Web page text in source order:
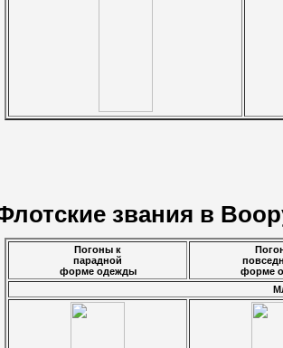
звания в
Погоны к
парадной
форме одежды
форме